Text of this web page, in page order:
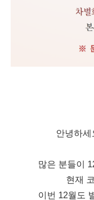
안녕하
많은 분들이
현재
이번 12월도